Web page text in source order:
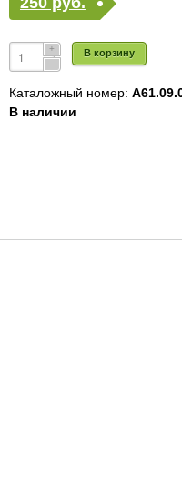
В корзину
Каталожный номер:
В наличии